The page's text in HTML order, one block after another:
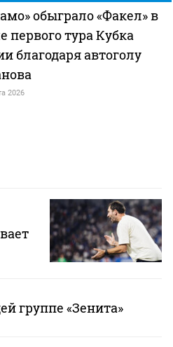
обыграло «Факел» в
первого тура Кубка
благодаря автоголу
2026
группе «Зенита»